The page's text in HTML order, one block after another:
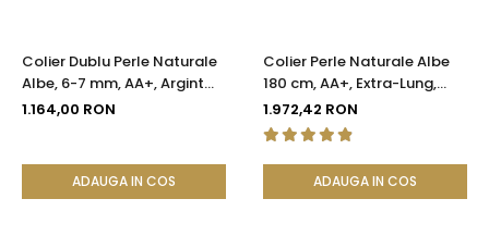
Colier Dublu Perle Naturale
Albe, 6-7 mm, AA+, Argint
925 | KASKADDA®
1.164,00 RON
ADAUGA IN COS
Colier Perle Naturale Albe
180 cm, AA+, Extra-Lung,
Argint 925 | KASKADDA®
1.972,42 RON
ADAUGA IN COS